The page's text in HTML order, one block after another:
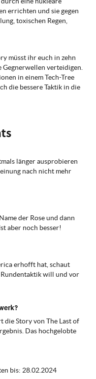
errichten und sie gegen
toxischen Regen,
müsst ihr euch in zehn
Gegnerwellen verteidigen.
in einem Tech-Tree
die bessere Taktik in die
länger ausprobieren
nach nicht mehr
der Rose und dann
aber noch besser!
erhofft hat, schaut
will und vor
Story von The Last of
Das hochgelobte
bis: 28.02.2024